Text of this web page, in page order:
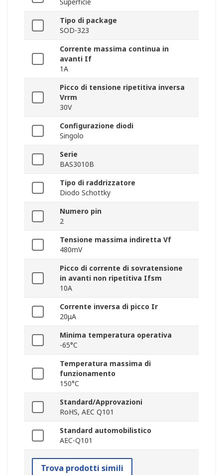
Superficie
Tipo di package
SOD-323
Corrente massima continua in
avanti If
1A
Picco di tensione ripetitiva inversa
Vrrm
30V
Configurazione diodi
Singolo
Serie
BAS3010B
Tipo di raddrizzatore
Diodo Schottky
Numero pin
2
Tensione massima indiretta Vf
480mV
Picco di corrente di sovratensione
in avanti non ripetitiva Ifsm
10A
Corrente inversa di picco Ir
20μA
Minima temperatura operativa
-65°C
Temperatura massima di
funzionamento
150°C
Standard/Approvazioni
RoHS, AEC Q101
Standard automobilistico
AEC-Q101
Trova prodotti simili